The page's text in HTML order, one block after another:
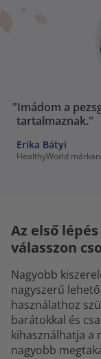
"Imádom a
tartalmaznak."
Erika Bátyi
HealthyWorld
Az első
válasszon
Nagyobb
nagyszerű
használathoz
barátokkal és
kihasználhatja a
nagyobb